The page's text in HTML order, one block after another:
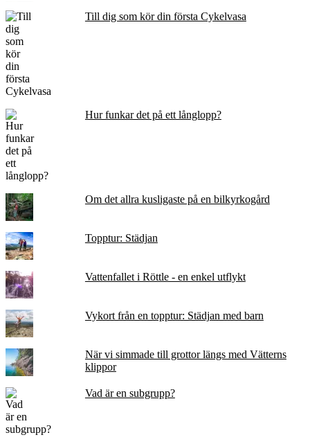
Till dig som kör din första Cykelvasa
Hur funkar det på ett långlopp?
Om det allra kusligaste på en bilkyrkogård
Topptur: Städjan
Vattenfallet i Röttle - en enkel utflykt
Vykort från en topptur: Städjan med barn
När vi simmade till grottor längs med Vätterns
klippor
Vad är en subgrupp?